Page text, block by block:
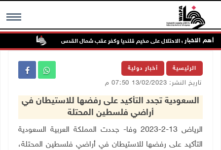
MENU أهم الاخبار
الرئيسية أخبار دولية
تاريخ النشر: 13/02/2023 07:50 م
السعودية تجدد التأكيد على رفضها للاستيطان في
أراضي فلسطين المحتلة
الرياض 13-2-2023 وفا- جددت المملكة العربية السعودية
التأكيد على رفضها للاستيطان في أراضي فلسطين المحتلة،